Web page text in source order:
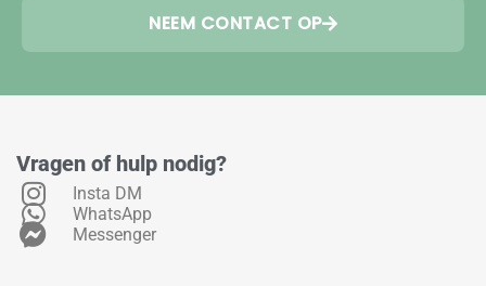
NEEM CONTACT OP
Vragen of hulp nodig?
Insta DM
WhatsApp
Messenger